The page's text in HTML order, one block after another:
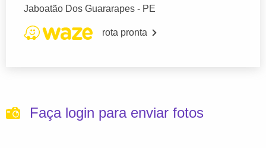
Jaboatão Dos Guararapes - PE
rota pronta
Faça login para enviar fotos